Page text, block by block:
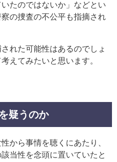
たのではないか」などとい
の捜査の不公平も指摘され
れた可能性はあるのでしょ
えてみたいと思います。
疑うのか
から事情を聴くにあたり、
当性を念頭に置いていたと